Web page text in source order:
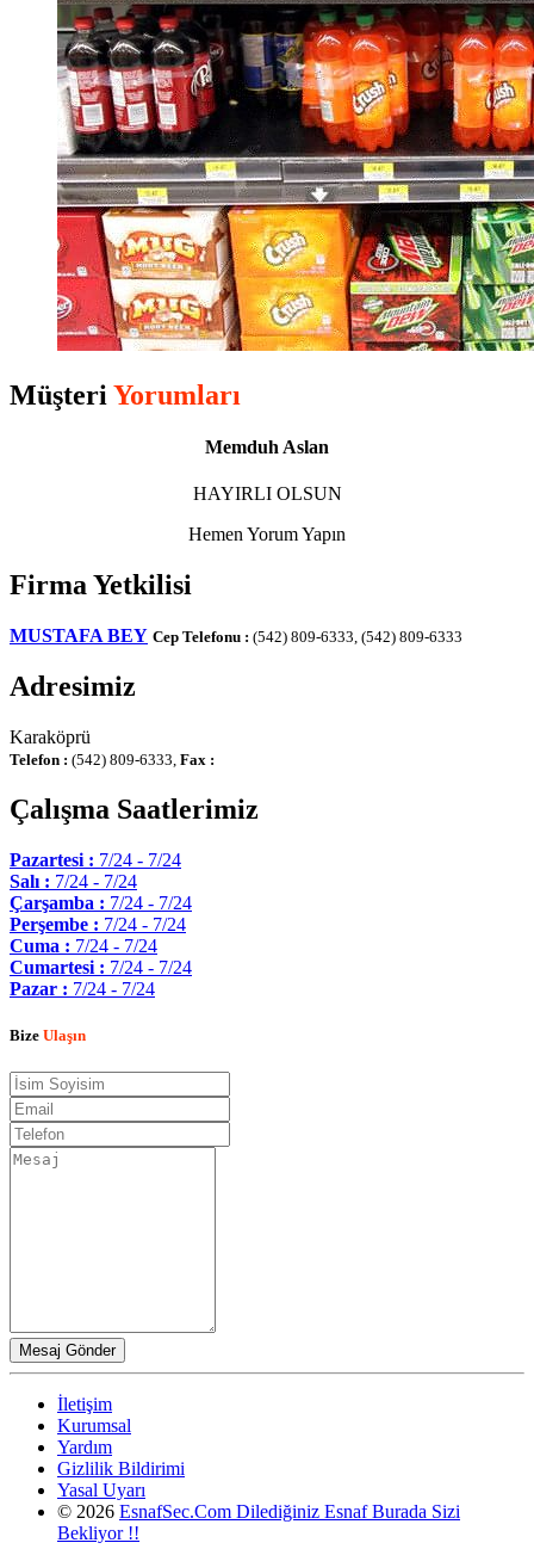
Müşteri Yorumları
Memduh Aslan
HAYIRLI OLSUN
Hemen Yorum Yapın
Firma Yetkilisi
MUSTAFA BEY Cep Telefonu : (542) 809-6333, (542) 809-6333
Adresimiz
Karaköprü
Telefon : (542) 809-6333, Fax :
Çalışma Saatlerimiz
Pazartesi : 7/24 - 7/24
Salı : 7/24 - 7/24
Çarşamba : 7/24 - 7/24
Perşembe : 7/24 - 7/24
Cuma : 7/24 - 7/24
Cumartesi : 7/24 - 7/24
Pazar : 7/24 - 7/24
Bize Ulaşın
İletişim
Kurumsal
Yardım
Gizlilik Bildirimi
Yasal Uyarı
© 2026 EsnafSec.Com Dilediğiniz Esnaf Burada Sizi
Bekliyor !!